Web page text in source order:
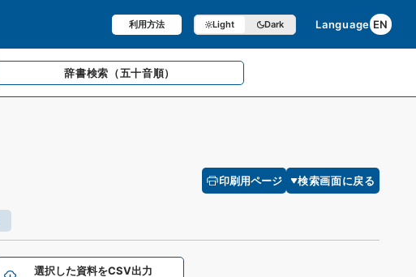
利用方法 Light Dark Language EN
辞書検索 （五十音順）
印刷用ページ 検索画面に戻る
選択した資料をCSV出力